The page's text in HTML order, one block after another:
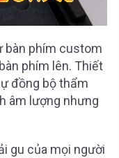
bàn phím custom
phím lên. Thiết
đồng bộ thẩm
âm lượng nhưng
gu của mọi người